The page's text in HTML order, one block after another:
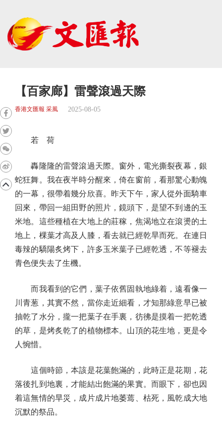
【百家廊】雷聲滾過天際
香港文匯報 采風 2025-08-05
若 荷
轟隆隆的雷聲滾過天際。窗外，電光撕裂夜幕，銀
蛇狂舞。我在夜半時分醒來，倚在窗前，看那驚心動魄
的一幕，很帶着幾分欣喜。昨天下午，家人從外面騎車
回來，帶回一組田野的照片，鏡頭下，是望不到邊的玉
米地。這些種植在大地上的莊稼，焦渴地立在滾燙的土
地上，棵葉才高及人膝，看去就已經乾旱而死。在連日
毒辣的驕陽炙烤下，許多玉米葉子已經乾透，不等褪去
青色便失去了生機。
而我看到的它們，葉子依舊固執地綠着，遠看像一
川青葱，其實不然，當你走近細看，才知那綠意早已被
抽乾了水分，攏一把葉子在手裏，彷彿是摸着一把乾透
的草，是烤炙乾了的植物標本。山頂的花生地，更是令
人惋惜。
這個時節，本該是花葉飽滿的，此時正是花期，花
落後扎到地裏，才能結出飽滿的果實。而眼下，卻也因
着這無情的旱災，成片成片地萎蔫、枯死，風乾成大地
沉默的祭品。